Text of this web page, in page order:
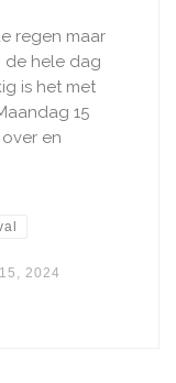
regen maar
de hele dag
is het met
15
en
2024